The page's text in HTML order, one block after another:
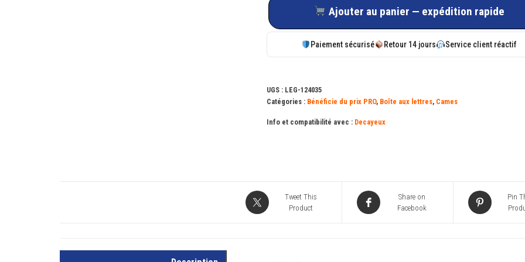
Came
crantée
DECAYEUX
Ajouter au panier — expédition rapide
Paiement sécurisé Retour 14 jours Service client réactif
UGS : LEG-124035
Catégories : Bénéficie du prix PRO, Boîte aux lettres, Cames
Info et compatibilité avec : Decayeux
Tweet This
Product
Share on
Facebook
Pin